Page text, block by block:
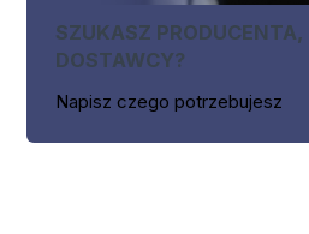
SZUKASZ PRODUCENTA,
DOSTAWCY?
Napisz czego potrzebujesz